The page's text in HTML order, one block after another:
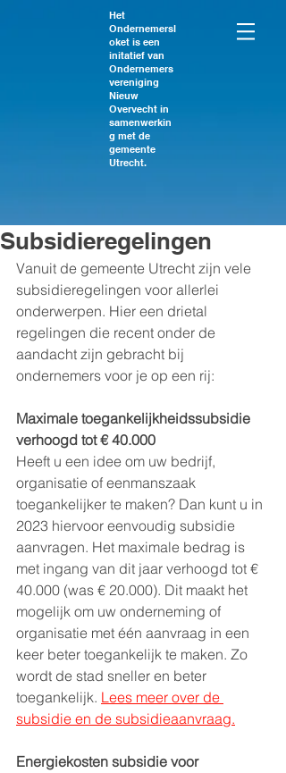
Het
Ondernemersl
oket is een
initatief van
Ondernemers
vereniging
Nieuw
Overvecht in
samenwerkin
g met de
gemeente
Utrecht.
Subsidieregelingen
Vanuit de gemeente Utrecht zijn vele
subsidieregelingen voor allerlei
onderwerpen. Hier een drietal
regelingen die recent onder de
aandacht zijn gebracht bij
ondernemers voor je op een rij:
Maximale toegankelijkheidssubsidie
verhoogd tot € 40.000
Heeft u een idee om uw bedrijf,
organisatie of eenmanszaak
toegankelijker te maken? Dan kunt u in
2023 hiervoor eenvoudig subsidie
aanvragen. Het maximale bedrag is
met ingang van dit jaar verhoogd tot €
40.000 (was € 20.000). Dit maakt het
mogelijk om uw onderneming of
organisatie met één aanvraag in een
keer beter toegankelijk te maken. Zo
wordt de stad sneller en beter
toegankelijk. Lees meer over de
subsidie en de subsidieaanvraag.
Energiekosten subsidie voor